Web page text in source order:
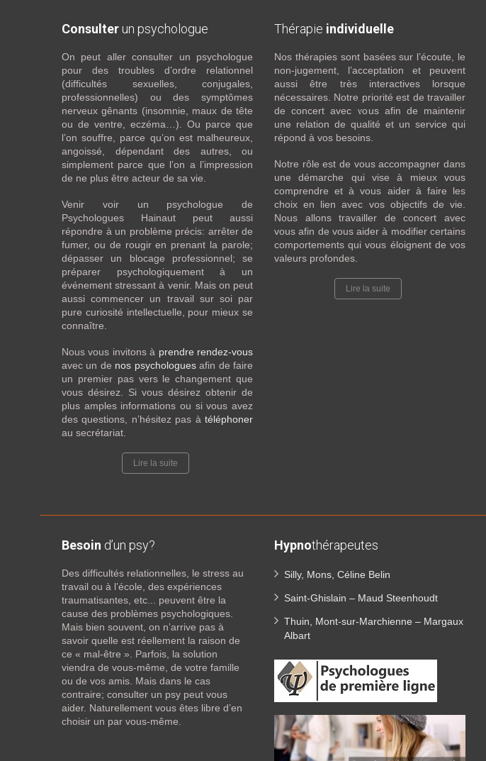
Consulter un psychologue
On peut aller consulter un psychologue
pour des troubles d’ordre relationnel
(difficultés sexuelles, conjugales,
professionnelles) ou des symptômes
nerveux gênants (insomnie, maux de tête
ou de ventre, eczéma…). Ou parce que
l’on souffre, parce qu’on est malheureux,
angoissé, dépendant des autres, ou
simplement parce que l’on a l’impression
de ne plus être acteur de sa vie.
Venir voir un psychologue de
Psychologues Hainaut peut aussi
répondre à un problème précis: arrêter de
fumer, ou de rougir en prenant la parole;
dépasser un blocage professionnel; se
préparer psychologiquement à un
événement stressant à venir. Mais on peut
aussi commencer un travail sur soi par
pure curiosité intellectuelle, pour mieux se
connaître.
Nous vous invitons à prendre rendez-vous
avec un de nos psychologuesafin de faire
un premier pas vers le changement que
vous désirez. Si vous désirez obtenir de
plus amples informations ou si vous avez
des questions, n’hésitez pas à téléphoner
au secrétariat.
Lire la suite
Thérapie individuelle
Nos thérapies sont basées sur l’écoute, le
non-jugement, l’acceptation et peuvent
aussi être très interactives lorsque
nécessaires. Notre priorité est de travailler
de concert avec vous afin de maintenir
une relation de qualité et un service qui
répond à vos besoins.
Notre rôle est de vous accompagner dans
une démarche qui vise à mieux vous
comprendre et à vous aider à faire les
choix en lien avec vos objectifs de vie.
Nous allons travailler de concert avec
vous afin de vous aider à modifier certains
comportements qui vous éloignent de vos
valeurs profondes.
Lire la suite
Besoin d’un psy?
Des difficultés relationnelles, le stress au
travail ou à l’école, des expériences
traumatisantes, etc... peuvent être la
cause des problèmes psychologiques.
Mais bien souvent, on n’arrive pas à
savoir quelle est réellement la raison de
ce « mal-être ». Parfois, la solution
viendra de vous-même, de votre famille
ou de vos amis. Mais dans le cas
contraire; consulter un psy peut vous
aider. Naturellement vous êtes libre d’en
choisir un par vous-même.
Hypnothérapeutes
Silly, Mons, Céline Belin
Saint-Ghislain – Maud Steenhoudt
Thuin, Mont-sur-Marchienne – Margaux
Albart